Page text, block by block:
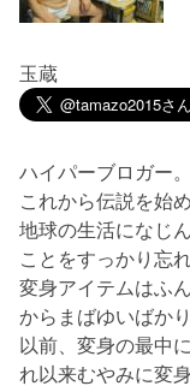
玉蔵
ハイパーブロガー。
これから伝説を始
地球の生活になじ
ことをすっかり忘
変身アイテムはふ
からまばゆいばか
以前、変身の最中
れ以来むやみに変